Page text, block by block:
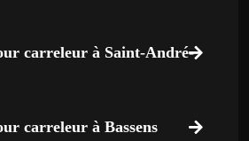
carreleur à Saint-André-
carreleur à Bassens